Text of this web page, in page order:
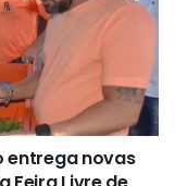
entrega novas